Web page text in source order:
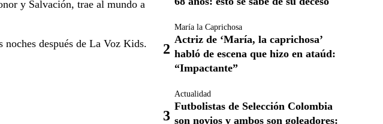
y Salvación, trae al mundo a
noches después de La Voz Kids.
María la Caprichosa
Actriz de ‘María, la caprichosa’
habló de escena que hizo en ataúd:
“Impactante”
Actualidad
Futbolistas de Selección Colombia
son novios y ambos son goleadores: